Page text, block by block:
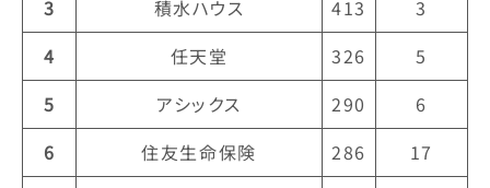
3
積水ハウス 413
3
4
任天堂 326
5
5
アシックス 290
6
6
住友生命保険 286
17